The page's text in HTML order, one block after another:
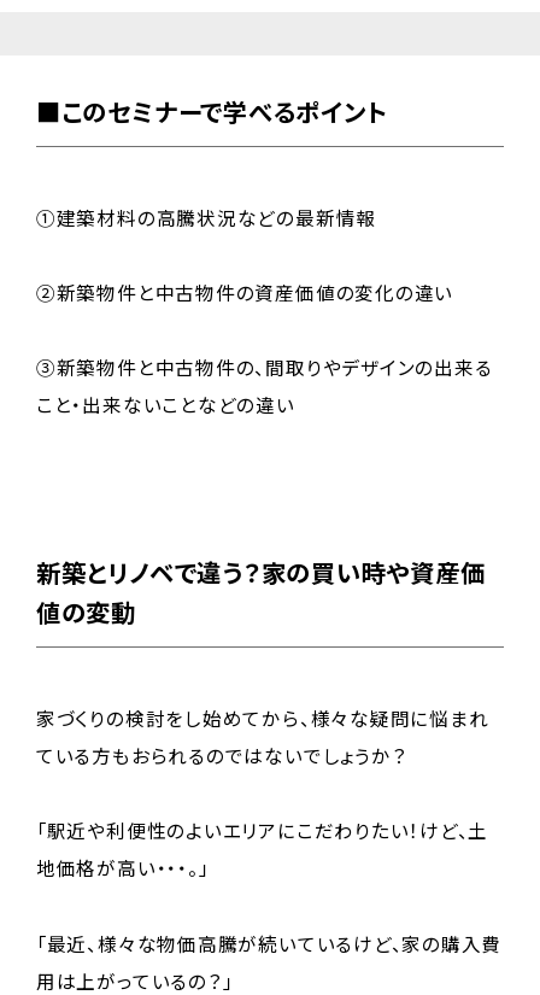
■このセミナーで学べるポイント
①建築材料の高騰状況などの最新情報
②新築物件と中古物件の資産価値の変化の違い
③新築物件と中古物件の、間取りやデザインの出来る
こと・出来ないことなどの違い
新築とリノベで違う？家の買い時や資産価
値の変動
家づくりの検討をし始めてから、様々な疑問に悩まれ
ている方もおられるのではないでしょうか？
「駅近や利便性のよいエリアにこだわりたい！けど、土
地価格が高い・・・。」
「最近、様々な物価高騰が続いているけど、家の購入費
用は上がっているの？」